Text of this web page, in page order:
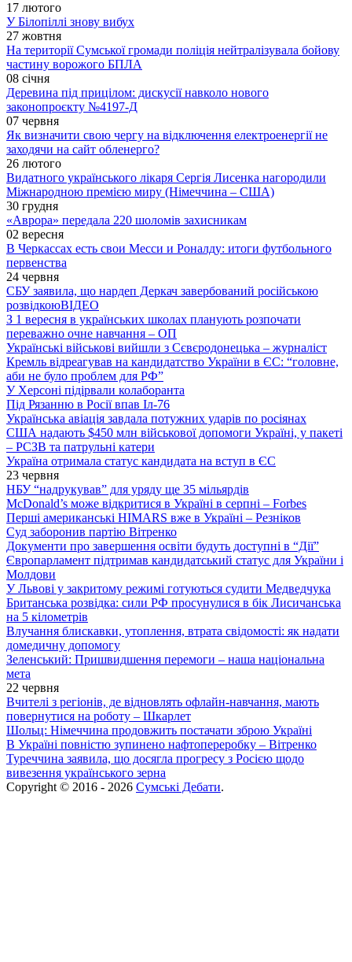
17 лютого
У Білопіллі знову вибух
27 жовтня
На території Сумської громади поліція нейтралізувала бойову
частину ворожого БПЛА
08 січня
Деревина під прицілом: дискусії навколо нового
законопроєкту №4197-Д
07 червня
Як визначити свою чергу на відключення електроенергії не
заходячи на сайт обленерго?
26 лютого
Видатного українського лікаря Сергія Лисенка нагородили
Міжнародною премією миру (Німеччина – США)
30 грудня
«Аврора» передала 220 шоломів захисникам
02 вересня
В Черкассах есть свои Месси и Роналду: итоги футбольного
первенства
24 червня
СБУ заявила, що нардеп Деркач завербований російською
розвідкоюВІДЕО
З 1 вересня в українських школах планують розпочати
переважно очне навчання – ОП
Українські військові вийшли з Сєвєродонецька – журналіст
Кремль відреагував на кандидатство України в ЄС: “головне,
аби не було проблем для РФ”
У Херсоні підірвали колаборанта
Під Рязанню в Росії впав Іл-76
Українська авіація завдала потужних ударів по росіянах
США надають $450 млн військової допомоги Україні, у пакеті
– РСЗВ та патрульні катери
Україна отримала статус кандидата на вступ в ЄС
23 червня
НБУ “надрукував” для уряду ще 35 мільярдів
McDonald’s може відкритися в Україні в серпні – Forbes
Перші американські HIMARS вже в Україні – Резніков
Суд заборонив партію Вітренко
Документи про завершення освіти будуть доступні в “Дії”
Європарламент підтримав кандидатський статус для України і
Молдови
У Львові у закритому режимі готуються судити Медведчука
Британська розвідка: сили РФ просунулися в бік Лисичанська
на 5 кілометрів
Влучання блискавки, утоплення, втрата свідомості: як надати
домедичну допомогу
Зеленський: Пришвидшення перемоги – наша національна
мета
22 червня
Вчителі з регіонів, де відновлять офлайн-навчання, мають
повернутися на роботу – Шкарлет
Шольц: Німеччина продовжить постачати зброю Україні
В Україні повністю зупинено нафтопереробку – Вітренко
Туреччина заявила, що досягла прогресу з Росією щодо
вивезення українського зерна
Copyright © 2016 - 2026 Сумські Дебати.